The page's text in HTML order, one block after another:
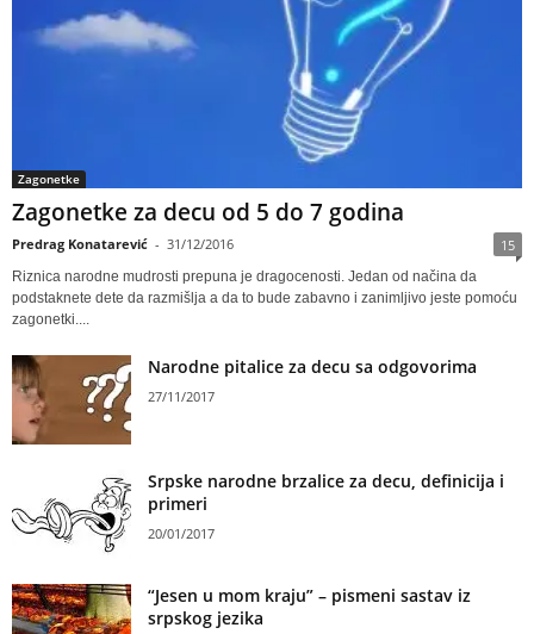
Zagonetke
Zagonetke za decu od 5 do 7 godina
Predrag Konatarević - 31/12/2016 15
Riznica narodne mudrosti prepuna je dragocenosti. Jedan od načina da
podstaknete dete da razmišlja a da to bude zabavno i zanimljivo jeste pomoću
zagonetki....
Narodne pitalice za decu sa odgovorima
27/11/2017
Srpske narodne brzalice za decu, definicija i
primeri
20/01/2017
“Jesen u mom kraju” – pismeni sastav iz
srpskog jezika